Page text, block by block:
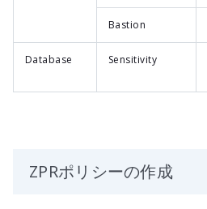
Bastion
Database Sensitivity
ZPRポリシーの作成